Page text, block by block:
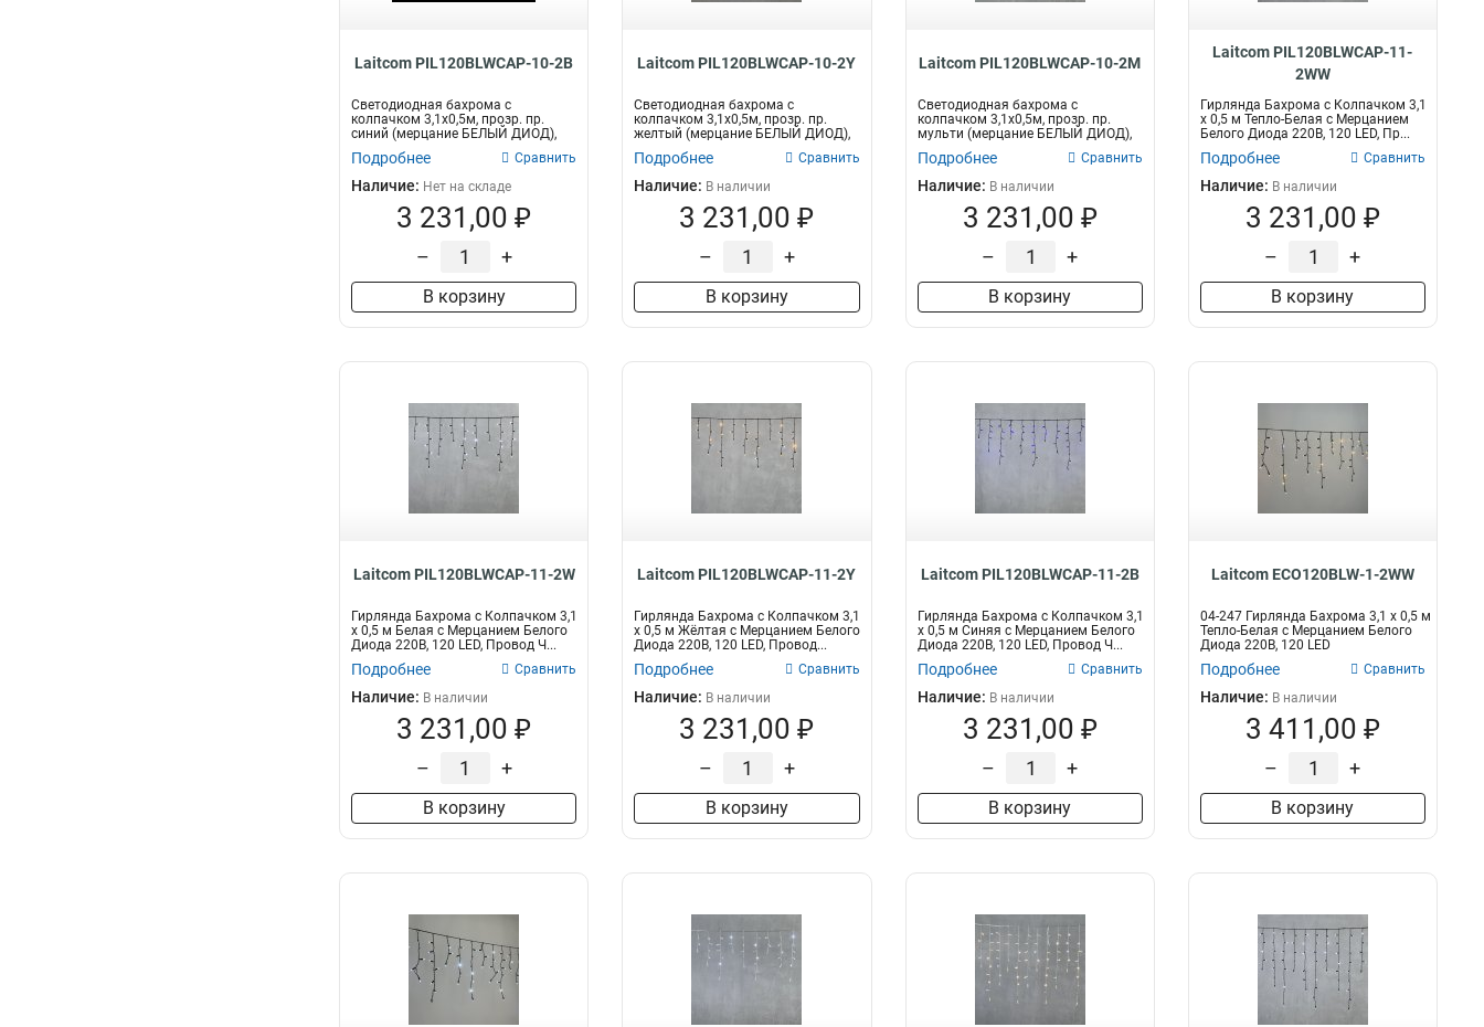
Laitcom PIL120BLWCAP-10-2B
Светодиодная бахрома с
колпачком 3,1x0,5м, прозр. пр.
синий (мерцание БЕЛЫЙ ДИОД),
Подробнее Сравнить
Наличие: Нет на складе
3 231,00 ₽
– +
В корзину
Laitcom PIL120BLWCAP-10-2Y
Светодиодная бахрома с
колпачком 3,1x0,5м, прозр. пр.
желтый (мерцание БЕЛЫЙ ДИОД),
Подробнее Сравнить
Наличие: В наличии
3 231,00 ₽
– +
В корзину
Laitcom PIL120BLWCAP-10-2M
Светодиодная бахрома с
колпачком 3,1x0,5м, прозр. пр.
мульти (мерцание БЕЛЫЙ ДИОД),
Подробнее Сравнить
Наличие: В наличии
3 231,00 ₽
– +
В корзину
Laitcom PIL120BLWCAP-11-
2WW
Гирлянда Бахрома с Колпачком 3,1
x 0,5 м Тепло-Белая с Мерцанием
Белого Диода 220В, 120 LED, Пр...
Подробнее Сравнить
Наличие: В наличии
3 231,00 ₽
– +
В корзину
Laitcom PIL120BLWCAP-11-2W
Гирлянда Бахрома с Колпачком 3,1
x 0,5 м Белая с Мерцанием Белого
Диода 220В, 120 LED, Провод Ч...
Подробнее Сравнить
Наличие: В наличии
3 231,00 ₽
– +
В корзину
Laitcom PIL120BLWCAP-11-2Y
Гирлянда Бахрома с Колпачком 3,1
x 0,5 м Жёлтая с Мерцанием Белого
Диода 220В, 120 LED, Провод...
Подробнее Сравнить
Наличие: В наличии
3 231,00 ₽
– +
В корзину
Laitcom PIL120BLWCAP-11-2B
Гирлянда Бахрома с Колпачком 3,1
x 0,5 м Синяя с Мерцанием Белого
Диода 220В, 120 LED, Провод Ч...
Подробнее Сравнить
Наличие: В наличии
3 231,00 ₽
– +
В корзину
Laitcom ECO120BLW-1-2WW
04-247 Гирлянда Бахрома 3,1 x 0,5 м
Тепло-Белая с Мерцанием Белого
Диода 220В, 120 LED
Подробнее Сравнить
Наличие: В наличии
3 411,00 ₽
– +
В корзину